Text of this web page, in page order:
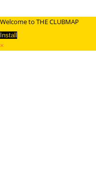
Welcome to THE CLUBMAP
Install
×